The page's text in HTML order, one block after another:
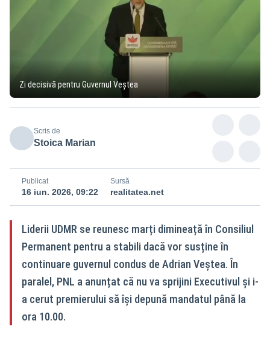
Zi decisivă pentru Guvernul Veștea
Scris de
Stoica Marian
Publicat
16 iun. 2026, 09:22
Sursă
realitatea.net
Liderii UDMR se reunesc marți dimineață în Consiliul
Permanent pentru a stabili dacă vor susține în
continuare guvernul condus de Adrian Veștea. În
paralel, PNL a anunțat că nu va sprijini Executivul și i-
a cerut premierului să își depună mandatul până la
ora 10.00.